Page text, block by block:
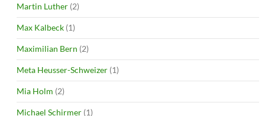
Martin Luther (2)
Max Kalbeck (1)
Maximilian Bern (2)
Meta Heusser-Schweizer (1)
Mia Holm (2)
Michael Schirmer (1)